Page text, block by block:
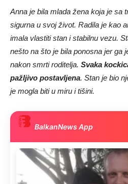
Anna je bila mlada žena koja je sa
sigurna u svoj život. Radila je kao
imala vlastiti stan i stabilnu vezu.
nešto na što je bila ponosna jer ga
nakon smrti roditelja. Svaka
pažljivo postavljena. Stan je bio
je mogla biti u miru i tišini.
BalkanNews App